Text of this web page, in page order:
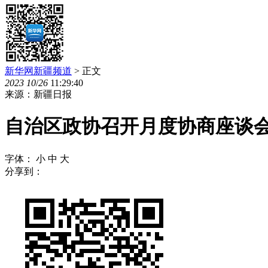
新华网新疆频道 > 正文
2023 10/26 11:29:40
来源：新疆日报
自治区政协召开月度协商座谈
字体： 小 中 大
分享到：